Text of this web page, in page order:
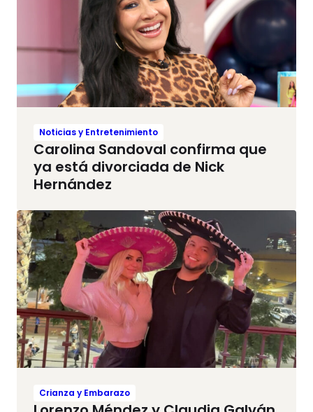
Noticias y Entretenimiento
Carolina Sandoval confirma que
ya está divorciada de Nick
Hernández
Crianza y Embarazo